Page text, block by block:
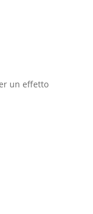
un effetto